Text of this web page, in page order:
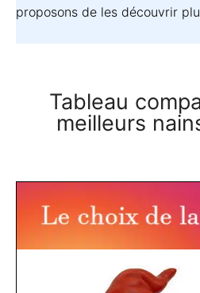
proposons de les découvrir
Tableau
meilleurs